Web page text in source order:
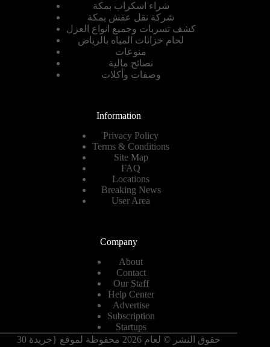
شراء اسكراب بمكة
شركة نقل عفش بمكة
كشف تسربات وجميع انواع العزل
لحام خزانات المياه بالرياض
منوعات
نصائح مالية
وصفات وأكلات
Information
Privacy Policy
Terms & Conditions
Site Map
FAQ
Locations
Breaking News
User Area
Company
About
Contact
Our Staff
Help Center
Advertise
Subscription
Startups
حقوق النشر © لعام 2026 محفوظة لموقع {جريدة 30